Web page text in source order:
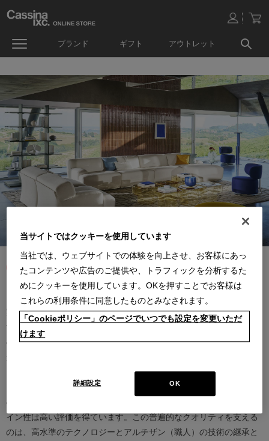
ブランド ギフト アウトレット
カッシーナは創業以来、インテリアの未来をデザインし続けてきた
家具業界では数少ないリーディングブランドとして知られていま
す。17世紀、イタリアで誕生したカッシーナは、教会の木製チェア
の製造に始まり、その後豪華客船の内装などを手掛け、技術力を確
ト・カッシーナによってカッシーナ社が設立されると、5０年代には
モダンファーニチャーの分野へと転身、その後多くの製品が世界中
の最も重要な美術館にコレクションされるなど、その完成度とデザ
イン性は高い評価を得ています。この普遍的なクオリティを支える
のは、高水準のテクノロジーとアルチザン（職人）の技術の継承と
当サイトではクッキーを使用しています
当社では、ウェブサイトでの体験を向上させ、お客様にあっ
たコンテンツや広告のご提供や、トラフィックを分析するた
めにクッキーを使用しています。OKを押すことでお客様は
これらの利用条件に同意したものとみなされます。
「Cookieポリシー」のページでいつでも設定を変更いただ
けます
OK
詳細設定